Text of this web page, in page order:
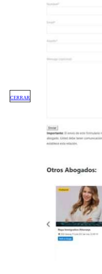
CERRAR